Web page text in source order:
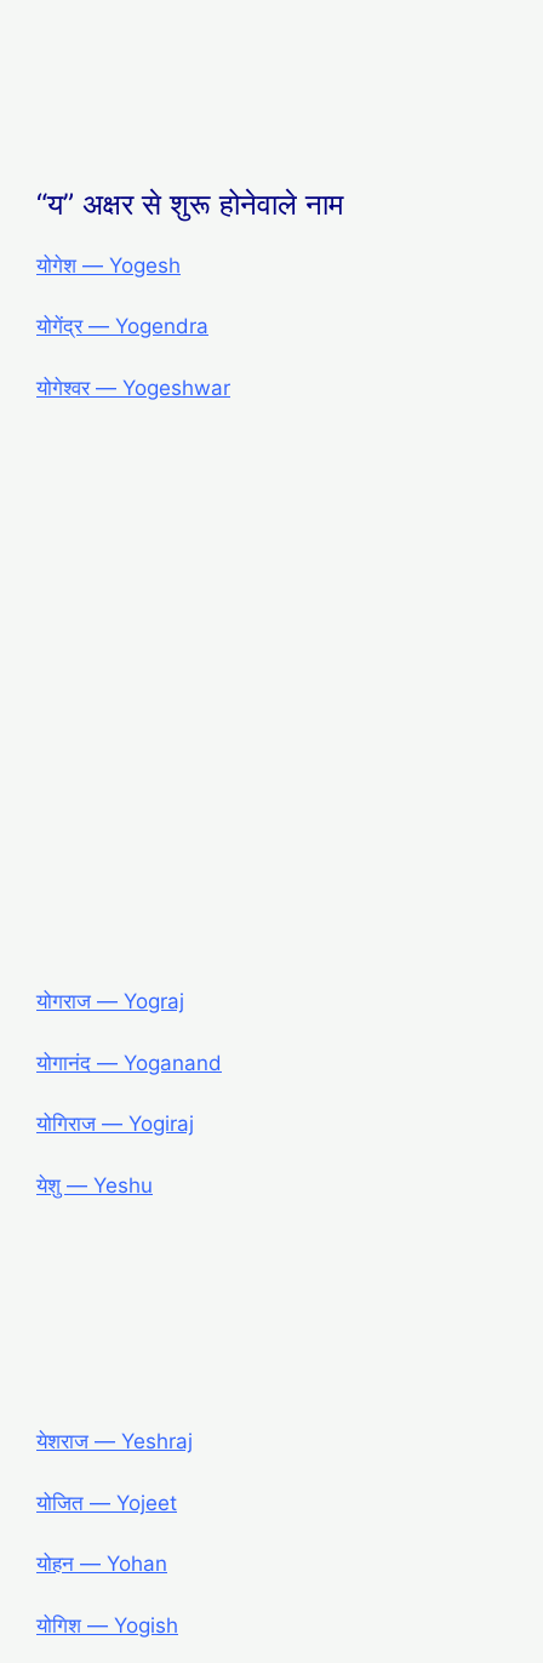
“य” अक्षर से शुरू होनेवाले नाम
योगेश ― Yogesh
योगेंद्र ― Yogendra
योगेश्वर ― Yogeshwar
योगराज ― Yograj
योगानंद ― Yoganand
योगिराज ― Yogiraj
येशु ― Yeshu
येशराज ― Yeshraj
योजित ― Yojeet
योहन ― Yohan
योगिश ― Yogish